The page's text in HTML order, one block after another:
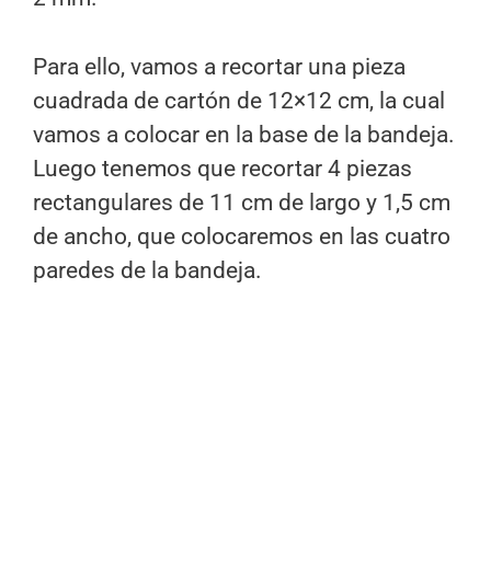
Para ello, vamos a recortar una pieza
cuadrada de cartón de 12×12 cm, la cual
vamos a colocar en la base de la bandeja.
Luego tenemos que recortar 4 piezas
rectangulares de 11 cm de largo y 1,5 cm
de ancho, que colocaremos en las cuatro
paredes de la bandeja.